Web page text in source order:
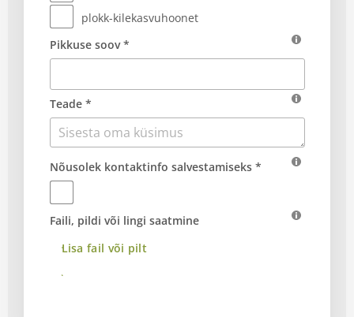
plokk-kilekasvuhoonet
Pikkuse soov *
Teade *
Nõusolek kontaktinfo salvestamiseks *
Faili, pildi või lingi saatmine
Lisa fail või pilt
Saada